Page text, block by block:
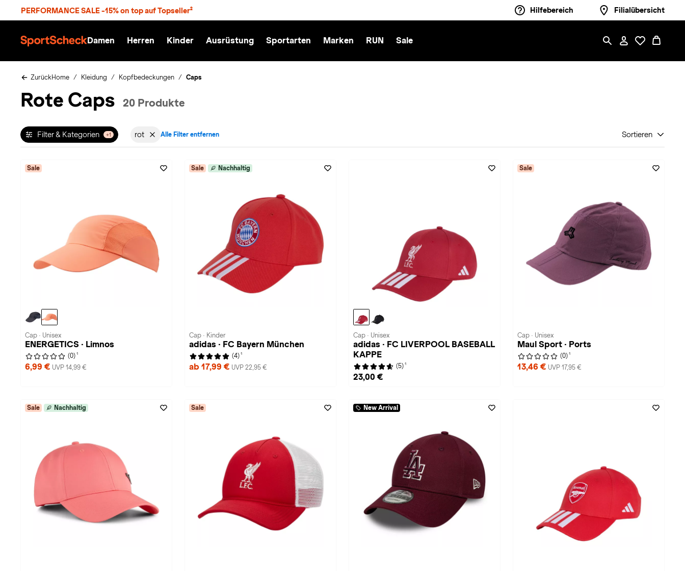
PERFORMANCE SALE -15% on top auf Topseller² Hilfebereich Filialübersicht
S
c
k
Damen Herren Kinder Ausrüstung Sportarten Marken RUN Sale
ZurückHome Kleidung Kopfbedeckungen Caps
Rote Caps 20 Produkte
Filter & Kategorien +1 rotFilter aktiv für Farbe: in-rot entfernen
Alle Filter entfernen Sortieren
Sale
Cap · Unisex
ENERGETICS · Limnos
(0) 1
6,99 € UVP 14,99 €
Sale Nachhaltig
Cap · Kinder
adidas · FC Bayern München
(4) 1
ab 17,99 € UVP 22,95 €
Cap · Unisex
adidas · FC LIVERPOOL BASEBALL
KAPPE
(5) 1
23,00 €
Sale
Cap · Unisex
Maul Sport · Ports
(0) 1
13,46 € UVP 17,95 €
Sale Nachhaltig Sale New Arrival